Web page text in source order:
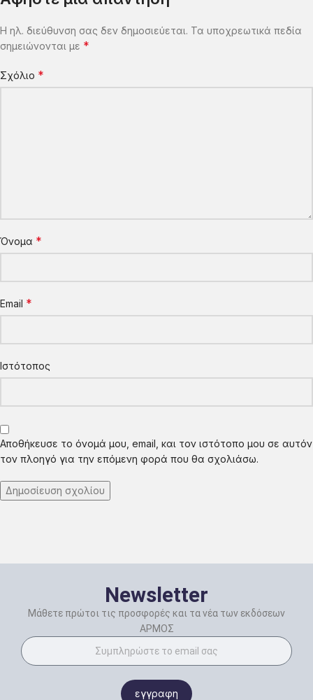
Η ηλ. διεύθυνση σας δεν δημοσιεύεται. Τα υποχρεωτικά πεδία
σημειώνονται με *
Σχόλιο *
Όνομα *
Email *
Ιστότοπος
Αποθήκευσε το όνομά μου, email, και τον ιστότοπο μου σε αυτόν
τον πλοηγό για την επόμενη φορά που θα σχολιάσω.
Newsletter
Μάθετε πρώτοι τις προσφορές και τα νέα των εκδόσεων
ΑΡΜΟΣ
εγγραφη